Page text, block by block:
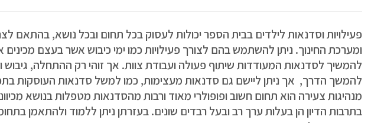
פעילויות וסדנאות לילדים בבית הספר יכולות לעסוק בכל תחום ובכל נושא, בהתאם
ומערכת החינוך. ניתן להשתמש בהם לצורך פעילויות כמו ימי כיבוש אשר בעצם
להמשיך לסדנאות המעודדות שיתוף פעולה ועבודת צוות. אך זוהי רק ההתחלה, גיבוש
להמשך הדרך, אך ניתן ליישם גם סדנאות מעצימות, כמו למשל סדנאות העוסקות
מנהיגות צעירה הוא תחום חשוב ופופולרי מאוד ורבות מהסדנאות מטפלות בנושא
בתרבות הדיון הן בעלות ערך רב ובעל רבדים שונים. בעזרתן ניתן ללמוד ולהתאמן